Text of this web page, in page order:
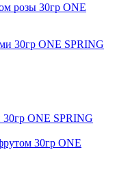
розы 30гр ONE
ONE SPRING